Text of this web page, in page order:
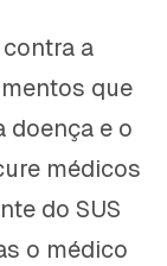
a
que
doença e o
médicos
do SUS
o médico